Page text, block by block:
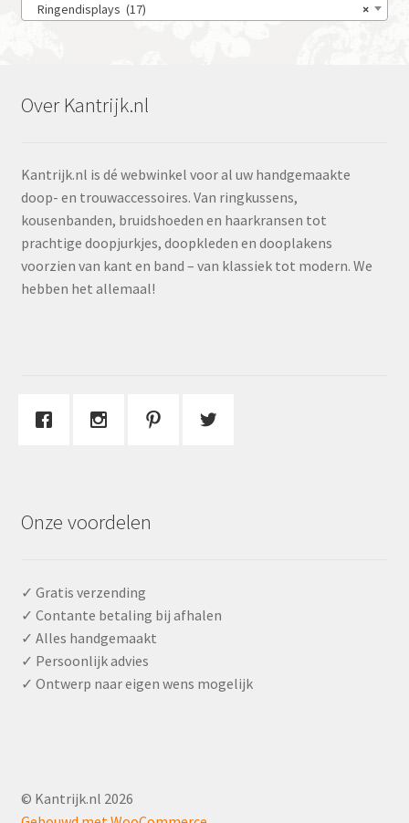
×
Ringendisplays (17)
Over Kantrijk.nl
Kantrijk.nl is dé webwinkel voor al uw handgemaakte
doop- en trouwaccessoires. Van ringkussens,
kousenbanden, bruidshoeden en haarkransen tot
prachtige doopjurkjes, doopkleden en dooplakens
voorzien van kant en band – van klassiek tot modern. We
hebben het allemaal!
Onze voordelen
✓ Gratis verzending
✓ Contante betaling bij afhalen
✓ Alles handgemaakt
✓ Persoonlijk advies
✓ Ontwerp naar eigen wens mogelijk
© Kantrijk.nl 2026